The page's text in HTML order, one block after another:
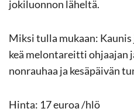
jo­ki­luon­non lä­hel­tä.
Miksi tulla mu­kaan:
keä me­lon­ta­reit­ti oh­jaa­jan
non­rau­haa ja ke­sä­päi­vän
Hinta: 17 euroa /hlö